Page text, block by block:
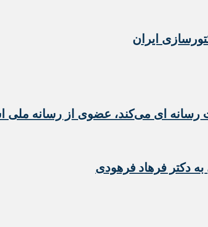
ایران
رسانه ای می‌کند، عضوی از رسانه
دکتر فرهاد فرهودی